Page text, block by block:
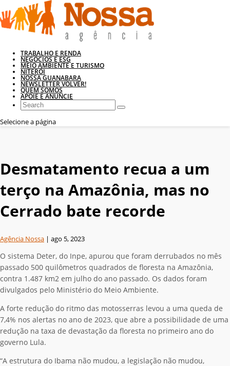
TRABALHO E RENDA
NEGÓCIOS E ESG
MEIO AMBIENTE E TURISMO
NITERÓI
NOSSA GUANABARA
NEWSLETTER VOLVER!
QUEM SOMOS
APOIE E ANUNCIE
Selecione a página
Desmatamento recua a um
terço na Amazônia, mas no
Cerrado bate recorde
Agência Nossa | ago 5, 2023
O sistema Deter, do Inpe, apurou que foram derrubados no mês
passado 500 quilômetros quadrados de floresta na Amazônia,
contra 1.487 km2 em julho do ano passado. Os dados foram
divulgados pelo Ministério do Meio Ambiente.
A forte redução do ritmo das motosserras levou a uma queda de
7,4% nos alertas no ano de 2023, que abre a possibilidade de uma
redução na taxa de devastação da floresta no primeiro ano do
governo Lula.
“A estrutura do Ibama não mudou, a legislação não mudou,